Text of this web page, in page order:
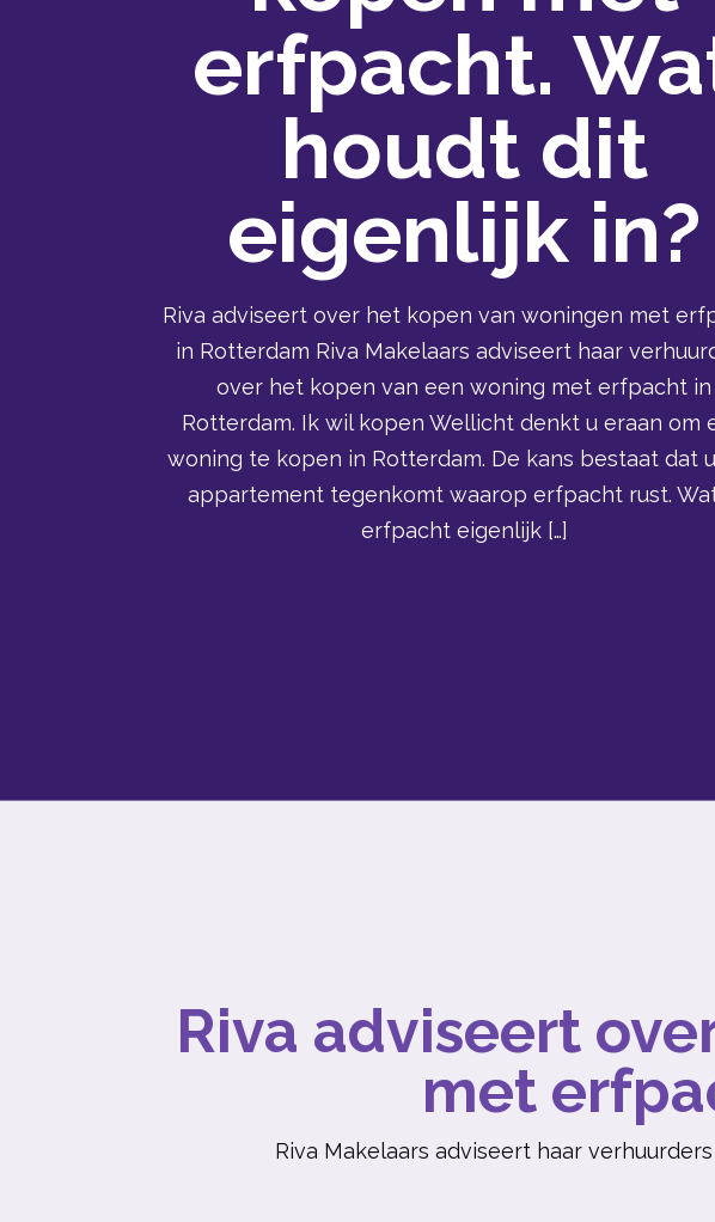
erfpacht.
houdt dit
eigenlijk in?
Riva adviseert over het kopen van woningen met
in Rotterdam Riva Makelaars adviseert haar
over het kopen van een woning met erfpacht in
Rotterdam. Ik wil kopen Wellicht denkt u eraan om
woning te kopen in Rotterdam. De kans bestaat dat
appartement tegenkomt waarop erfpacht rust.
erfpacht eigenlijk […]
Riva adviseert
met
Riva Makelaars adviseert haar